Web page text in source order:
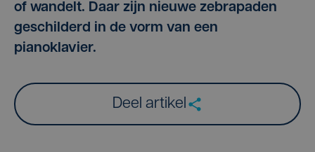
of wandelt. Daar zijn nieuwe zebrapaden
geschilderd in de vorm van een
pianoklavier.
Deel artikel